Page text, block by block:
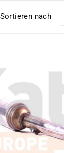
Sortieren nach